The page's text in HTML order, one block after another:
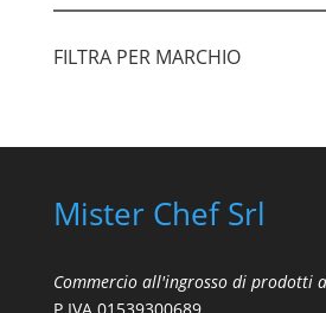
categoria
FILTRA PER MARCHIO
Mister Chef Srl
Commercio all'ingrosso di prodotti
P.IVA 01539300689